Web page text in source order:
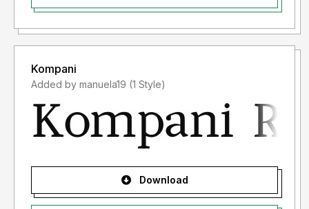
Kompani
Added by manuela19 (1 Style)
Download